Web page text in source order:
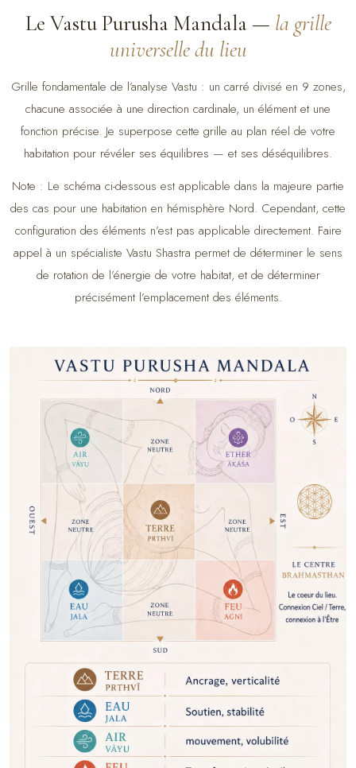
Le Vastu Purusha Mandala — la grille
universelle du lieu
Grille fondamentale de l’analyse Vastu : un carré divisé en 9 zones,
chacune associée à une direction cardinale, un élément et une
fonction précise. Je superpose cette grille au plan réel de votre
habitation pour révéler ses équilibres — et ses déséquilibres.
Note : Le schéma ci-dessous est applicable dans la majeure partie
des cas pour une habitation en hémisphère Nord. Cependant, cette
configuration des éléments n’est pas applicable directement. Faire
appel à un spécialiste Vastu Shastra permet de déterminer le sens
de rotation de l’énergie de votre habitat, et de déterminer
précisément l’emplacement des éléments.